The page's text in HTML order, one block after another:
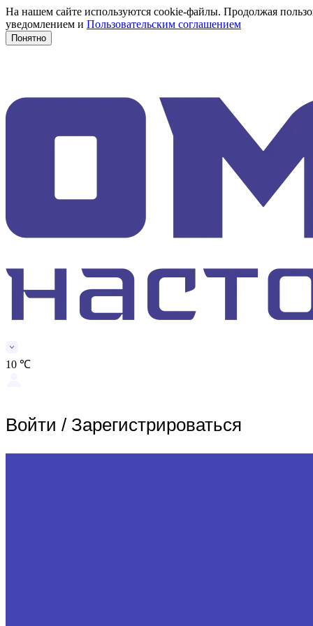
На нашем сайте используются cookie-файлы. Продолжая
уведомлением и Пользовательским соглашением
Понятно
10 ℃
Войти / Зарегистрироваться